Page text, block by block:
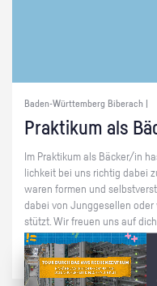
Baden-Württemberg Biberach |
Prak­ti­kum als
Im Prak­ti­kum als Bä­cker/in
lich­keit bei uns rich­tig dabei
wa­ren for­men und
dabei von Jung­ge­sel­len
stützt. Wir freu­en uns auf dich.